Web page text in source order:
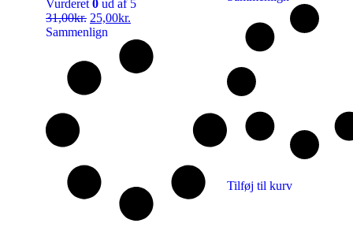
Vurderet0 ud af 5
31,00kr. 25,00kr.
Sammenlign
Tilføj til kurv